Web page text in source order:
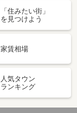
「住みたい街」
を見つけよう
家賃相場
人気タウン
ランキング